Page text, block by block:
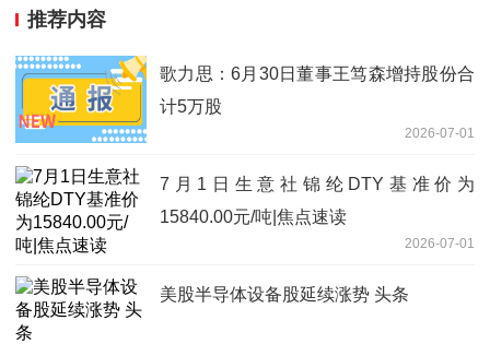
推荐内容
歌力思：6月30日董事王笃森增持股份合
计5万股
2026-07-01
7月1日生意社锦纶DTY基准价为
15840.00元/吨|焦点速读
2026-07-01
美股半导体设备股延续涨势 头条